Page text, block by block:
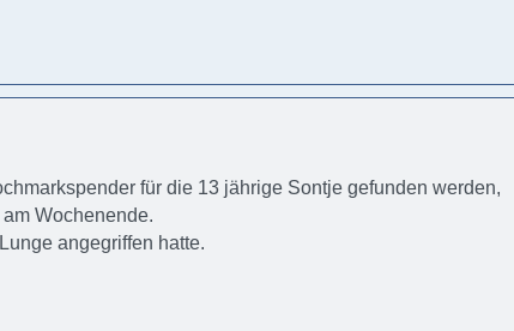
für die 13 jährige Sontje gefunden werden,
Wochenende.
angegriffen hatte.